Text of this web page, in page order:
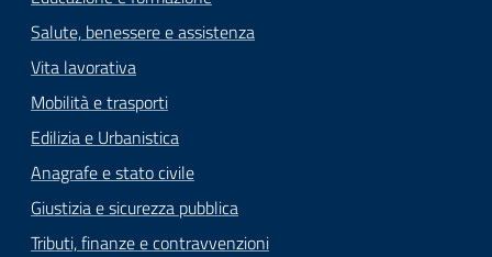
Salute, benessere e assistenza
Vita lavorativa
Mobilità e trasporti
Edilizia e Urbanistica
Anagrafe e stato civile
Giustizia e sicurezza pubblica
Tributi, finanze e contravvenzioni